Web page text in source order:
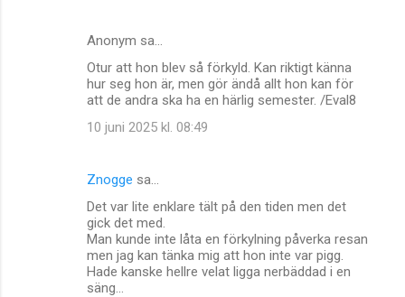
Anonym sa…
Otur att hon blev så förkyld. Kan riktigt känna
hur seg hon är, men gör ändå allt hon kan för
att de andra ska ha en härlig semester. /Eval8
10 juni 2025 kl. 08:49
Znogge sa…
Det var lite enklare tält på den tiden men det
gick det med.
Man kunde inte låta en förkylning påverka resan
men jag kan tänka mig att hon inte var pigg.
Hade kanske hellre velat ligga nerbäddad i en
säng...